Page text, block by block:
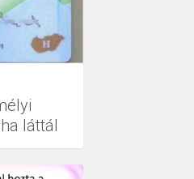
láttál